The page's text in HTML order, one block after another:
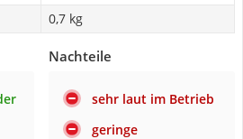
0,7 kg
Nachteile
sehr laut im Betrieb
geringe